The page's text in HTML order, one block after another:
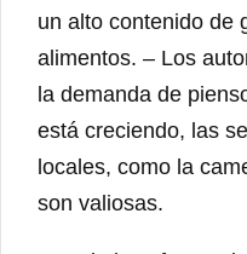
un alto contenido de
alimentos. – Los
la demanda de
está creciendo, las
locales, como la
son valiosas.